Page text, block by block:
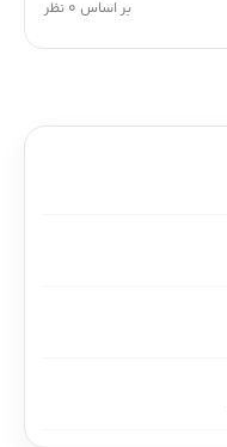
بر اساس 0 نظر